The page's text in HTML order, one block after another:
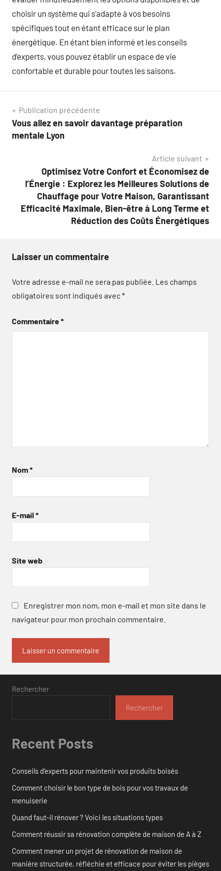
choisir un système qui s’adapte à vos besoins
spécifiques tout en étant efficace sur le plan
énergétique. En étant bien informé et les conseils
d’experts, vous pouvez établir un espace de vie
confortable et durable pour toutes les saisons.
Navigation
de
Publication précédente
Vous allez en savoir davantage préparation
mentale Lyon
Article suivant
Optimisez Votre Confort et Économisez de
l’Énergie : Explorez les Meilleures Solutions de
Chauffage pour Votre Maison, Garantissant
Efficacité Maximale, Bien-être à Long Terme et
Réduction des Coûts Énergétiques
Laisser un commentaire
Votre adresse e-mail ne sera pas publiée. Les champs
obligatoires sont indiqués avec*
Commentaire*
Nom*
E-mail *
Site web
Enregistrer mon nom, mon e-mail et mon site dans le
navigateur pour mon prochain commentaire.
Rechercher
Rechercher
Recent Posts
Conseils d’experts pour maintenir vos produits boisés
Comment choisir le bon type de bois pour vos travaux de
menuiserie
Quand faut-il rénover ? Voici les situations types
Comment réussir sa rénovation complète de maison de A à Z
Comment mener un projet de rénovation de maison de
manière structurée, réfléchie et efficace pour éviter les pièges